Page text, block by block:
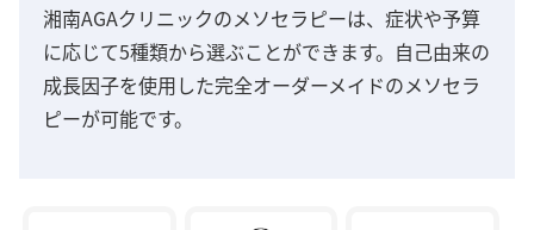
湘南AGAクリニックのメソセラピーは、症状や予算
に応じて5種類から選ぶことができます。自己由来の
成長因子を使用した完全オーダーメイドのメソセラ
ピーが可能です。